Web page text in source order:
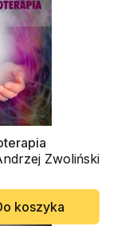
Zwoliński
koszyka